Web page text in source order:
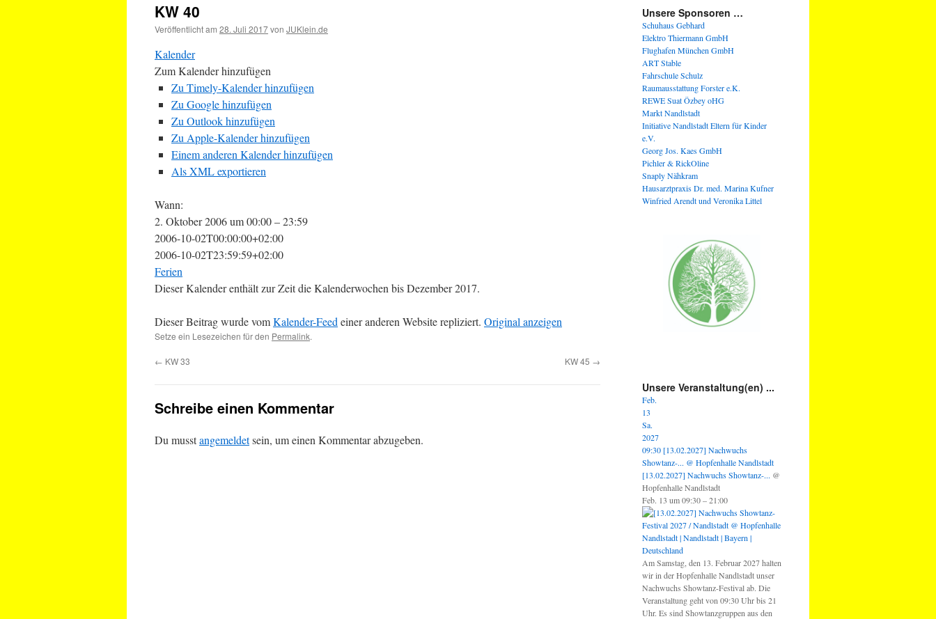
KW 40
Veröffentlicht am 28. Juli 2017von JUKlein.de
Kalender
Zum Kalender hinzufügen
Zu Timely-Kalender hinzufügen
Zu Google hinzufügen
Zu Outlook hinzufügen
Zu Apple-Kalender hinzufügen
Einem anderen Kalender hinzufügen
Als XML exportieren
Wann:
2. Oktober 2006 um 00:00 – 23:59
2006-10-02T00:00:00+02:00
2006-10-02T23:59:59+02:00
Ferien
Dieser Kalender enthält zur Zeit die Kalenderwochen bis Dezember 2017.
Dieser Beitrag wurde vomKalender-Feed einer anderen Website repliziert. Original anzeigen
Setze ein Lesezeichen für den Permalink.
← KW 33 KW 45 →
Schreibe einen Kommentar
Du musstangemeldetsein, um einen Kommentar abzugeben.
Unsere Sponsoren …
Schuhaus Gebhard
Elektro Thiermann GmbH
Flughafen München GmbH
ART Stable
Fahrschule Schulz
Raumausstattung Forster e.K.
REWE Suat Özbey oHG
Markt Nandlstadt
Initiative Nandlstadt Eltern für Kinder
e.V.
Georg Jos. Kaes GmbH
Pichler & RickOline
Snaply Nähkram
Hausarztpraxis Dr. med. Marina Kufner
Winfried Arendt und Veronika Littel
Unsere Veranstaltung(en) ...
Feb.
13
Sa.
2027
09:30 [13.02.2027] Nachwuchs
Showtanz-... @ Hopfenhalle Nandlstadt
[13.02.2027] Nachwuchs Showtanz-... @
Hopfenhalle Nandlstadt
Feb. 13 um 09:30 – 21:00
Am Samstag, den 13. Februar 2027 halten
wir in der Hopfenhalle Nandlstadt unser
Nachwuchs Showtanz-Festival ab. Die
Veranstaltung geht von 09:30 Uhr bis 21
Uhr. Es sind Showtanzgruppen aus den